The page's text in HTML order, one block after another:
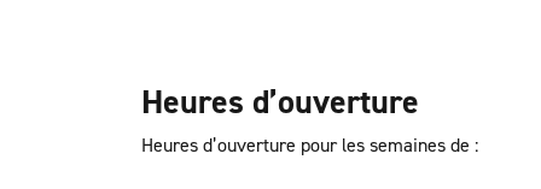
Heures d’ouverture
Heures d’ouverture pour les semaines de :